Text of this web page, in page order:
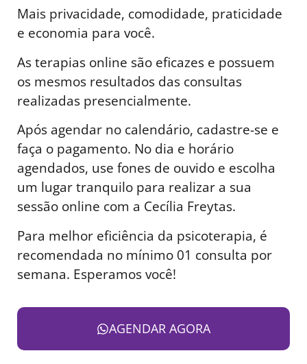
Mais privacidade, comodidade, praticidade
e economia para você.
As terapias online são eficazes e possuem
os mesmos resultados das consultas
realizadas presencialmente.
Após agendar no calendário, cadastre-se e
faça o pagamento. No dia e horário
agendados, use fones de ouvido e escolha
um lugar tranquilo para realizar a sua
sessão online com a Cecília Freytas.
Para melhor eficiência da psicoterapia, é
recomendada no mínimo 01 consulta por
semana. Esperamos você!
AGENDAR AGORA